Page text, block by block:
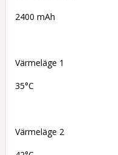
2400 mAh
Värmeläge 1
35°C
Värmeläge 2